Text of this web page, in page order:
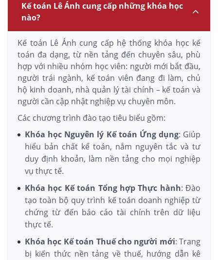
Kế toán Lê Ánh cung cấp những khóa học
nào?
Kế toán Lê Ánh cung cấp hệ thống khóa học kế
toán đa dạng, từ nền tảng đến chuyên sâu, phù
hợp với nhiều nhóm học viên: người mới bắt đầu,
người trái ngành, kế toán viên đang đi làm, chủ
hộ kinh doanh, nhà quản lý tài chính – kế toán và
người cần cập nhật nghiệp vụ chuyên môn.
Các chương trình đào tạo tiêu biểu gồm:
Khóa học Nguyên lý Kế toán Ứng dụng: Giúp
hiểu bản chất kế toán, nắm nguyên tắc và tư
duy định khoản, làm nền tảng cho mọi nghiệp
vụ thực tế.
Khóa học Kế toán Tổng hợp Thực hành: Đào
tạo toàn bộ quy trình kế toán doanh nghiệp từ
chứng từ đến báo cáo tài chính trên dữ liệu
thực tế.
Khóa học Kế toán Thuế cho người mới: Trang
bị kiến thức nền tảng về thuế, hướng dẫn kê